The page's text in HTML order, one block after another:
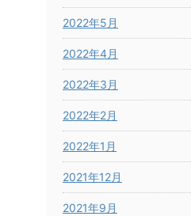
2022年5月
2022年4月
2022年3月
2022年2月
2022年1月
2021年12月
2021年9月